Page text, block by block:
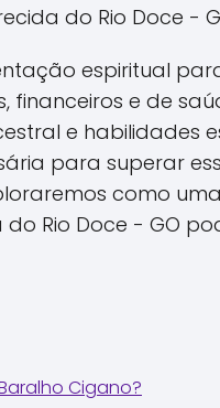
do Rio Doce -
espiritual
financeiros e de
e habilidades
para superar
como
Rio Doce - GO
Cigano?